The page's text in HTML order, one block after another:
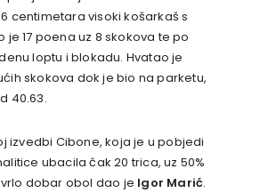
centimetara visoki košarkaš s
je 17 poena uz 8 skokova te po
loptu i blokadu. Hvatao je
skokova dok je bio na parketu,
40.63.
izvedbi Cibone, koja je u pobjedi
ubacila čak 20 trica, uz 50%
dobar obol dao je Igor Marić.